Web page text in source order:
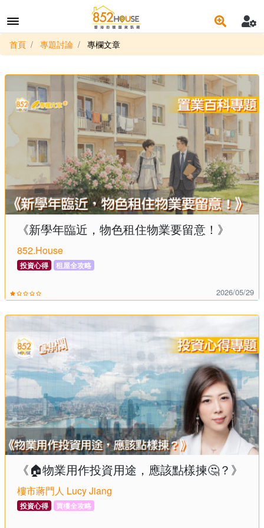
首頁 專題討論 專欄文章
《新學年臨近，物色租住物業要留意！》
852.House
投資心得 租屋全攻略
2026/05/29
《🏠物業用作投資用途，應該點樣揀🤔？》
樓市蔣門人 Lucy Jiang
投資心得 買樓全攻略